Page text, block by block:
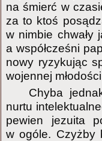
na śmierć w
za to ktoś
w nimbie chwały
a współcześni
nowy ryzykując
wojennej
Chyba
nurtu
pewien jezuita
w ogóle. Czyżby